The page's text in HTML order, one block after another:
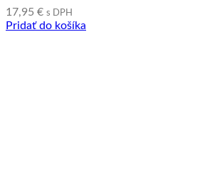
17,95 € s DPH
Pridať do košíka